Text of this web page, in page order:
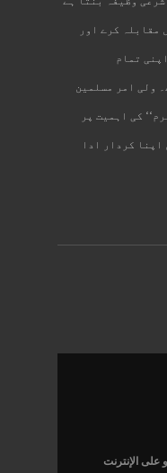
مقابلہ کرے اور
تمام
ولی امر مسلمین
کی اہمیت پر
کردار ادا
على الإنترنت